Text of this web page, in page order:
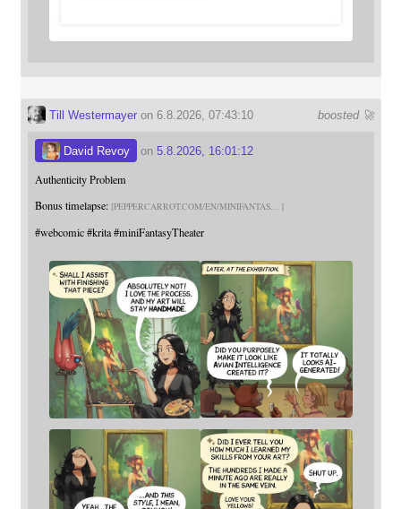
boosted 🚀
Till Westermayeron 6.8.2026, 07:43:10
David Revoy on 5.8.2026, 16:01:12
Authenticity Problem
Bonus timelapse: PEPPERCARROT.COM/EN/MINIFANTAS
#webcomic #krita #miniFantasyTheater